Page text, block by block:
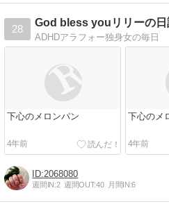
28
God bless youリリーの日
ADHDアラフォー独身女の毎日
下心のメロンパン
4年前
下心のメ
4年前
2068080
週間IN:2 週間OUT:40 月間IN:6